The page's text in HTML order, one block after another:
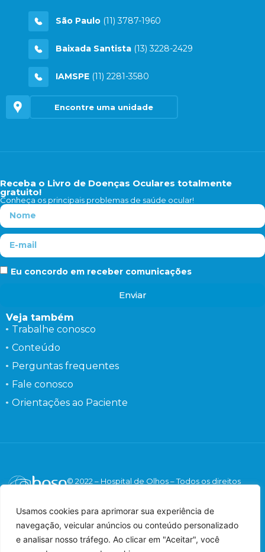
Usamos cookies para aprimorar sua experiência de
navegação, veicular anúncios ou conteúdo personalizado
e analisar nosso tráfego. Ao clicar em "Aceitar", você
São Paulo (11) 3787-1960
Baixada Santista (13) 3228-2429
IAMSPE (11) 2281-3580
Encontre uma unidade
Receba o Livro de Doenças Oculares totalmente
gratuito!
Conheça os principais problemas de saúde ocular!
Eu concordo em receber comunicações
Enviar
Veja também
Trabalhe conosco
Conteúdo
Perguntas frequentes
Fale conosco
Orientações ao Paciente
© 2022 – Hospital de Olhos – Todos os direitos
Oftalmologista – CRM: 125547 – RQE: 42548.
Imagens meramente ilustrativas.